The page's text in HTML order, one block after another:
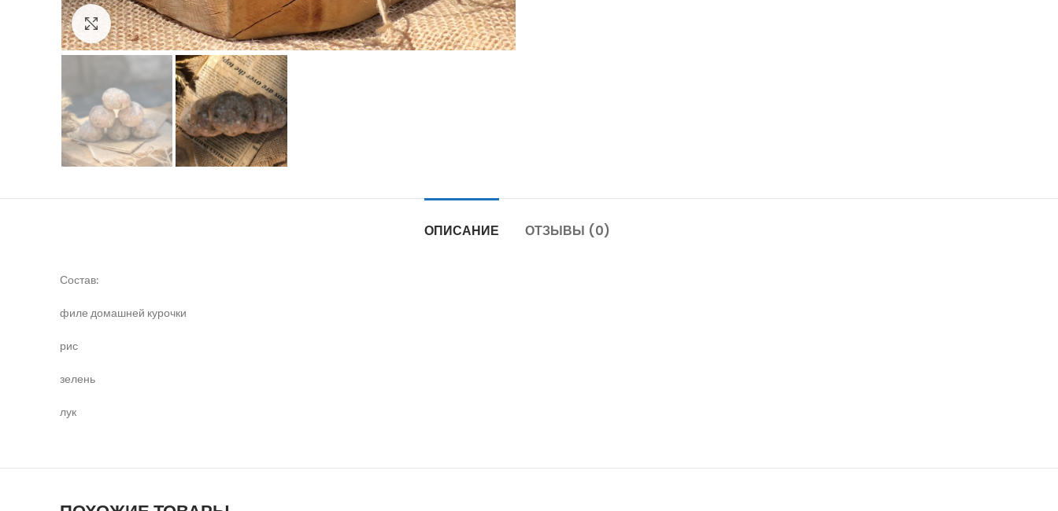
Click to enlarge
ОПИСАНИЕ ОТЗЫВЫ (0)
Состав:
филе домашней курочки
рис
зелень
лук